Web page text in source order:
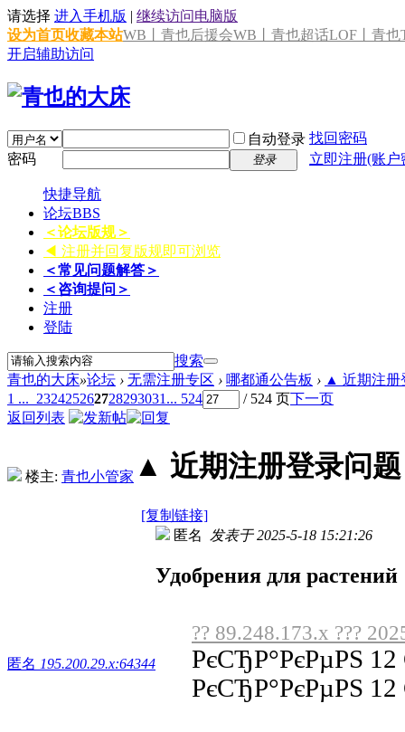
请选择 进入手机版 | 继续访问电脑版
设为首页收藏本站WB丨青也后援会WB丨青也超话LOF丨青也
开启辅助访问
自动登录 找回密码
密码
登录 立即注册(账
快捷导航
论坛BBS
＜论坛版规＞
◀ 注册并回复版规即可浏览
＜常见问题解答＞
＜咨询提问＞
注册
登陆
搜索
青也的大床»论坛 › 无需注册专区 › 哪都通公告板 › ▲ 近期注册
1 ... 232425262728293031 ... 524 / 524 页下一页
返回列表
楼主: 青也小管家 ▲ 近期注册登录问题
[复制链接]
匿名 195.200.29.x:64344
匿名 发表于 2025-5-18 15:21:26
Удобрения для растений
?? 89.248.173.x ???
РєСЂР°РєРµРЅ
РєСЂР°РєРµРЅ